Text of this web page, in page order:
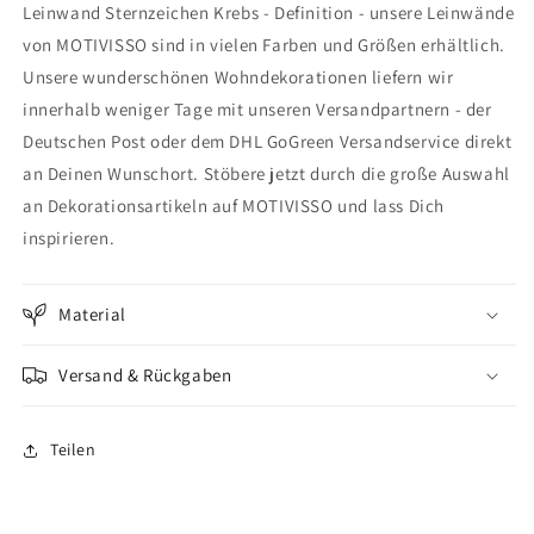
Krebs
-
Krebs
-
Leinwand Sternzeichen Krebs - Definition - unsere Leinwände
von MOTIVISSO sind in vielen Farben und Größen erhältlich.
Unsere wunderschönen Wohndekorationen liefern wir
innerhalb weniger Tage mit unseren Versandpartnern - der
Deutschen Post oder dem DHL GoGreen Versandservice direkt
an Deinen Wunschort. Stöbere jetzt durch die große Auswahl
an Dekorationsartikeln auf MOTIVISSO und lass Dich
inspirieren.
Material
Versand & Rückgaben
Teilen